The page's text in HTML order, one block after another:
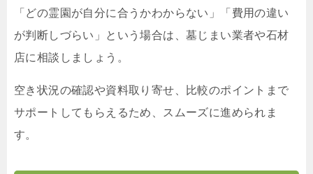
「どの霊園が自分に合うかわからない」「費用の違い
が判断しづらい」という場合は、墓じまい業者や石材
店に相談しましょう。
空き状況の確認や資料取り寄せ、比較のポイントまで
サポートしてもらえるため、スムーズに進められま
す。